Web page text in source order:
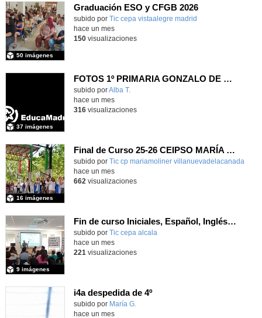
Graduación ESO y CFGB 2026
subido por Tic cepa vistaalegre madrid
50 imágenes
hace un mes
150visualizaciones
FOTOS 1º PRIMARIA GONZALO DE BERCEO
subido porAlba T.
37 imágenes
hace un mes
316visualizaciones
Final de Curso 25-26 CEIPSO MARÍA MOLINER
subido por Tic cp mariamoliner villanuevadelacanada
16 imágenes
hace un mes
662 visualizaciones
Fin de curso Iniciales, Español, Inglés, Informática y Patrimonio
subido por Tic cepa alcala
9 imágenes
hace un mes
221 visualizaciones
i4a despedida de 4º
Contenido educativo.
subido por María G.
hace un mes